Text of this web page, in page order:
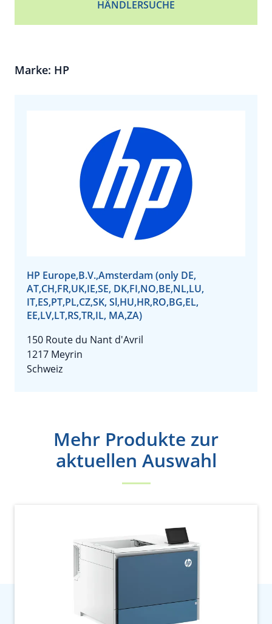
HÄNDLERSUCHE
Marke: HP
HP Europe,B.V.,Amsterdam (only DE,
AT,CH,FR,UK,IE,SE, DK,FI,NO,BE,NL,LU,
IT,ES,PT,PL,CZ,SK, Sl,HU,HR,RO,BG,EL,
EE,LV,LT,RS,TR,IL, MA,ZA)
150 Route du Nant d'Avril
1217 Meyrin
Schweiz
Mehr Produkte zur
aktuellen Auswahl